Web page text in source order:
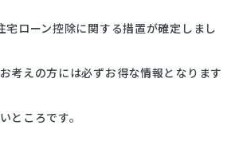
宅ローン控除に関する措置が確定しまし
考えの方には必ずお得な情報となります
ところです。